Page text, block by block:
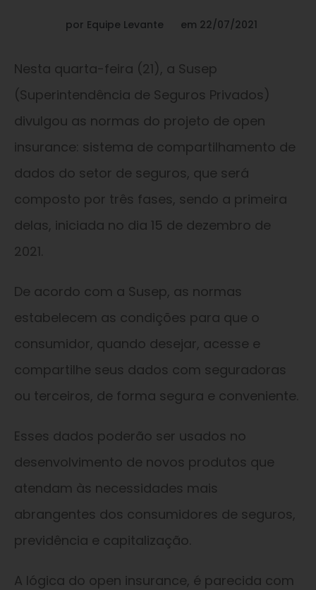
por Equipe Levante em 22/07/2021
Nesta quarta-feira (21), a Susep
(Superintendência de Seguros Privados)
divulgou as normas do projeto de open
insurance: sistema de compartilhamento de
dados do setor de seguros, que será
composto por três fases, sendo a primeira
delas, iniciada no dia 15 de dezembro de
2021.
De acordo com a Susep, as normas
estabelecem as condições para que o
consumidor, quando desejar, acesse e
compartilhe seus dados com seguradoras
ou terceiros, de forma segura e conveniente.
Esses dados poderão ser usados no
desenvolvimento de novos produtos que
atendam às necessidades mais
abrangentes dos consumidores de seguros,
previdência e capitalização.
A lógica do open insurance, é parecida com